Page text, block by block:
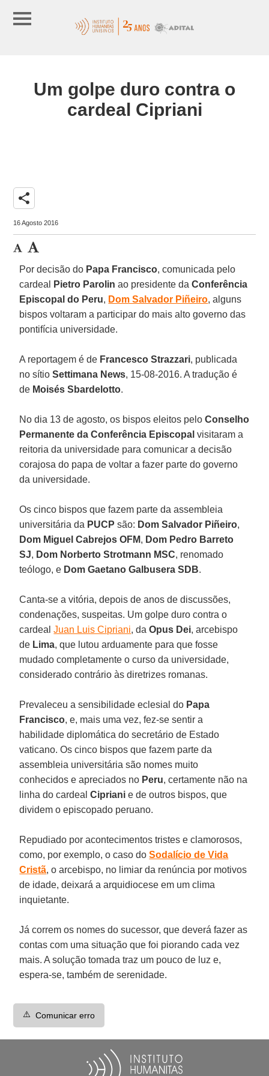
Um golpe duro contra o
cardeal Cipriani
share
16 Agosto 2016
Por decisão do Papa Francisco, comunicada pelo
cardeal
Pietro Parolin ao presidente daConferência
Episcopal do Peru, Dom Salvador Piñeiro, alguns
bispos voltaram a participar do mais alto governo das
pontifícia universidade.
A reportagem é de Francesco Strazzari, publicada
no sítioSettimana News, 15-08-2016. A tradução é
de Moisés Sbardelotto.
No dia 13 de agosto, os bispos eleitos peloConselho
Permanente da Conferência Episcopal visitaram a
reitoria da universidade para comunicar a decisão
corajosa do papa de voltar a fazer parte do governo
da universidade.
Os cinco bispos que fazem parte da assembleia
universitária da PUCP são: Dom Salvador Piñeiro,
Dom Miguel Cabrejos OFM, Dom Pedro Barreto
SJ, Dom Norberto Strotmann MSC, renomado
teólogo, e Dom Gaetano Galbusera SDB.
Canta-se a vitória, depois de anos de discussões,
condenações, suspeitas. Um golpe duro contra o
cardealJuan Luis Cipriani, daOpus Dei, arcebispo
de Lima, que lutou arduamente para que fosse
mudado completamente o curso da universidade,
considerado contrário às diretrizes romanas.
Prevaleceu a sensibilidade eclesial do Papa
Francisco, e, mais uma vez, fez-se sentir a
habilidade diplomática do secretário de Estado
vaticano. Os cinco bispos que fazem parte da
assembleia universitária são nomes muito
conhecidos e apreciados no Peru, certamente não na
linha do cardealCipriani e de outros bispos, que
dividem o episcopado peruano.
Repudiado por acontecimentos tristes e clamorosos,
como, por exemplo, o caso doSodalício de Vida
Cristã, o arcebispo, no limiar da renúncia por motivos
de idade, deixará a arquidiocese em um clima
inquietante.
Já correm os nomes do sucessor, que deverá fazer as
contas com uma situação que foi piorando cada vez
mais. A solução tomada traz um pouco de luz e,
espera-se, também de serenidade.
⚠️ Comunicar erro